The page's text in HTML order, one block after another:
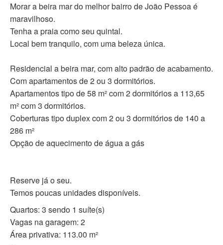
Morar a beira mar do melhor bairro de João Pessoa é
maravilhoso.
Tenha a praia como seu quintal.
Local bem tranquilo, com uma beleza única.
Residencial a beira mar, com alto padrão de acabamento.
Com apartamentos de 2 ou 3 dormitórios.
Apartamentos tipo de 58 m² com 2 dormitórios a 113,65
m² com 3 dormitórios.
Coberturas tipo duplex com 2 ou 3 dormitórios de 140 a
286 m²
Opção de aquecimento de água a gás
Reserve já o seu.
Temos poucas unidades disponíveis.
Quartos: 3 sendo 1 suíte(s)
Vagas na garagem: 2
Área privativa: 113.00 m²